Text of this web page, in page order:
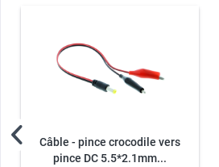
Câble - pince crocodile vers
pince DC 5.5*2.1mm...